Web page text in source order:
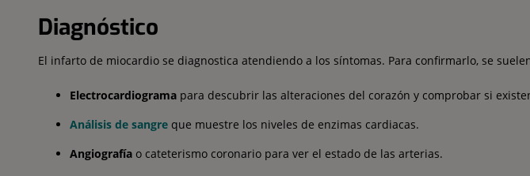
Diagnóstico
El infarto de miocardio se diagnostica atendiendo a los síntomas. Para confirmarlo, se
Electrocardiograma para descubrir las alteraciones del corazón y comprobar si
Análisis de sangre que muestre los niveles de enzimas cardiacas.
Angiografía o cateterismo coronario para ver el estado de las arterias.